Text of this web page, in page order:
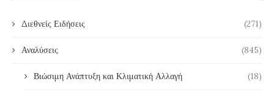
Διεθνείς Ειδήσεις (271)
Αναλύσεις (845)
Βιώσιμη Ανάπτυξη και Κλιματική Αλλαγή (18)